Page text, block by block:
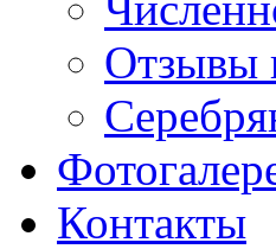
Отзывы
Контакты